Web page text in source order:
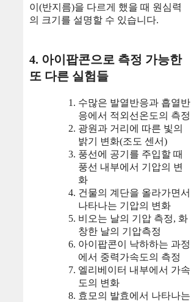
이(반지름)을 다르게 했을 때 원심력
의 크기를 설명할 수 있습니다.
4. 아이팝콘으로 측정 가능한
또 다른 실험들
수많은 발열반응과 흡열반
응에서 적외선온도의 측정
광원과 거리에 따른 빛의
밝기 변화(조도 센서)
풍선에 공기를 주입할 때
풍선 내부에서 기압의 변
화
건물의 계단을 올라가면서
나타나는 기압의 변화
비오는 날의 기압 측정, 화
창한 날의 기압측정
아이팝콘이 낙하하는 과정
에서 중력가속도의 측정
엘리베이터 내부에서 가속
도의 변화
효모의 발효에서 나타나는